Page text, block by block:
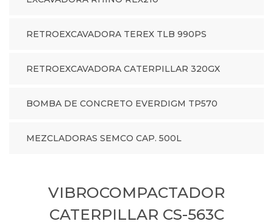
RETROEXCAVADORA TEREX TLB 990PS
RETROEXCAVADORA CATERPILLAR 320GX
BOMBA DE CONCRETO EVERDIGM TP570
MEZCLADORAS SEMCO CAP. 500L
VIBROCOMPACTADOR
CATERPILLAR CS-563C